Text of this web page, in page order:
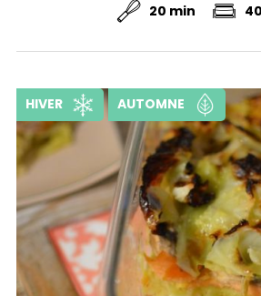
20 min
HIVER AUTOMNE